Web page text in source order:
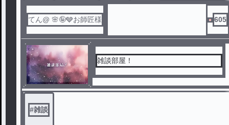
てん@ 🌸🤪🩶お師匠様 605
雑談部屋！
#雑談